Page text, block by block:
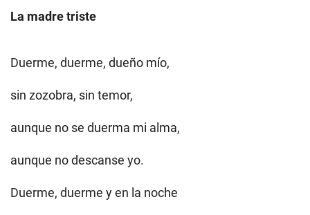
La madre triste
Duerme, duerme, dueño mío,
sin zozobra, sin temor,
aunque no se duerma mi alma,
aunque no descanse yo.
Duerme, duerme y en la noche